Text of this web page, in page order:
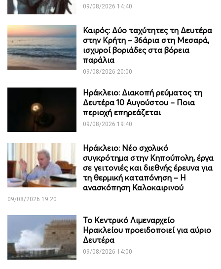
09/08/2026 14:40
Καιρός: Δύο ταχύτητες τη Δευτέρα
στην Κρήτη – 36άρια στη Μεσαρά,
ισχυροί βοριάδες στα βόρεια
παράλια
09/08/2026 20:00
Ηράκλειο: Διακοπή ρεύματος τη
Δευτέρα 10 Αυγούστου – Ποια
περιοχή επηρεάζεται
09/08/2026 19:40
Ηράκλειο: Νέο σχολικό
συγκρότημα στην Κηπούπολη, έργα
σε γειτονιές και διεθνής έρευνα για
τη θερμική καταπόνηση – Η
ανασκόπηση Καλοκαιρινού
09/08/2026 19:20
Το Κεντρικό Λιμεναρχείο
Ηρακλείου προειδοποιεί για αύριο
Δευτέρα
09/08/2026 14:00